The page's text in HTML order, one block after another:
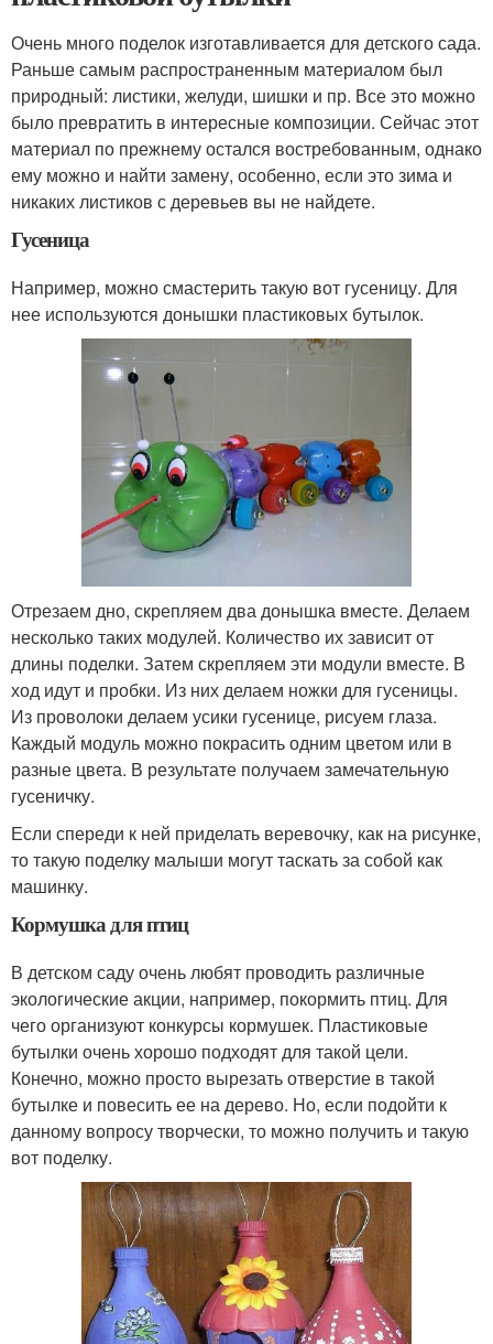
Очень много поделок изготавливается для детского сада.
Раньше самым распространенным материалом был
природный: листики, желуди, шишки и пр. Все это можно
было превратить в интересные композиции. Сейчас этот
материал по прежнему остался востребованным, однако
ему можно и найти замену, особенно, если это зима и
никаких листиков с деревьев вы не найдете.
Гусеница
Например, можно смастерить такую вот гусеницу. Для
нее используются донышки пластиковых бутылок.
Отрезаем дно, скрепляем два донышка вместе. Делаем
несколько таких модулей. Количество их зависит от
длины поделки. Затем скрепляем эти модули вместе. В
ход идут и пробки. Из них делаем ножки для гусеницы.
Из проволоки делаем усики гусенице, рисуем глаза.
Каждый модуль можно покрасить одним цветом или в
разные цвета. В результате получаем замечательную
гусеничку.
Если спереди к ней приделать веревочку, как на рисунке,
то такую поделку малыши могут таскать за собой как
машинку.
Кормушка для птиц
В детском саду очень любят проводить различные
экологические акции, например, покормить птиц. Для
чего организуют конкурсы кормушек. Пластиковые
бутылки очень хорошо подходят для такой цели.
Конечно, можно просто вырезать отверстие в такой
бутылке и повесить ее на дерево. Но, если подойти к
данному вопросу творчески, то можно получить и такую
вот поделку.